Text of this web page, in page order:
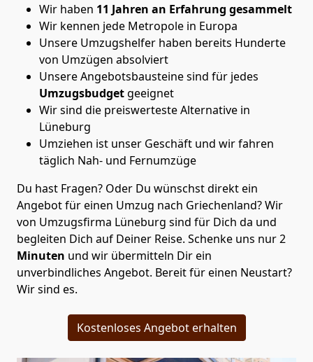
Wir haben 11 Jahren an Erfahrung gesammelt
Wir kennen jede Metropole in Europa
Unsere Umzugshelfer haben bereits Hunderte
von Umzügen absolviert
Unsere Angebotsbausteine sind für jedes
Umzugsbudgetgeeignet
Wir sind die preiswerteste Alternative in
Lüneburg
Umziehen ist unser Geschäft und wir fahren
täglich Nah- und Fernumzüge
Du hast Fragen? Oder Du wünschst direkt ein
Angebot für einen Umzug nach Griechenland? Wir
von Umzugsfirma Lüneburg sind für Dich da und
begleiten Dich auf Deiner Reise. Schenke uns nur2
Minuten und wir übermitteln Dir ein
unverbindliches Angebot. Bereit für einen Neustart?
Wir sind es.
Kostenloses Angebot erhalten